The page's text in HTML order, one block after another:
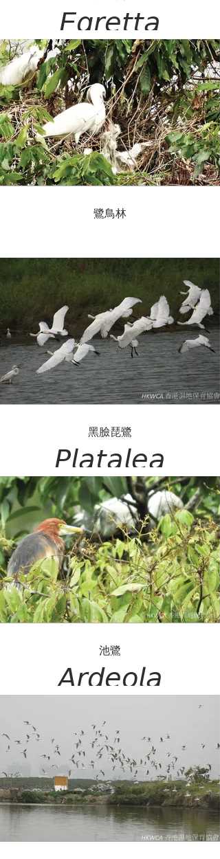
𝘌𝘨𝘳𝘦𝘵𝘵𝘢
𝘨𝘢𝘳𝘻𝘦𝘵𝘵𝘢
鷺鳥林
黑臉琵鷺
𝘗𝘭𝘢𝘵𝘢𝘭𝘦𝘢
𝘮𝘪𝘯𝘰𝘳
池鷺
𝘈𝘳𝘥𝘦𝘰𝘭𝘢
𝘣𝘢𝘤𝘤𝘩𝘶𝘴